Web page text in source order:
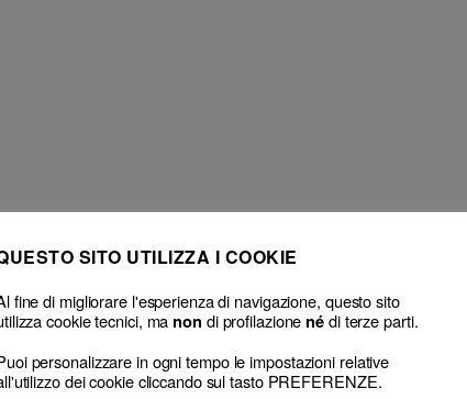
di natura permanente
SITO UTILIZZA I COOKIE
fine di migliorare l'esperienza di navigazione, questo sito
cookie tecnici, ma non di profilazione nédi terze parti.
personalizzare in ogni tempo le impostazioni relative
dei cookie cliccando sul tasto PREFERENZE.